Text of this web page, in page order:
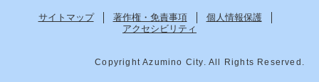
サイトマップ 著作権・免責事項
個人情報保護
アクセシビリティ
Copyright Azumino City. All Rights Reserved.